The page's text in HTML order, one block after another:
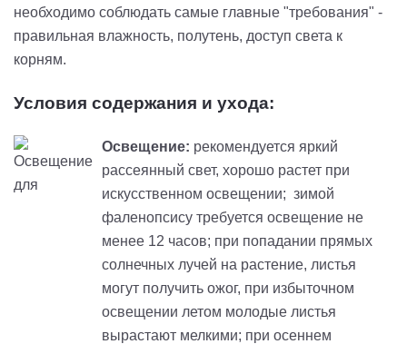
необходимо соблюдать самые главные "требования" -
правильная влажность, полутень, доступ света к
корням.
Условия содержания и ухода:
Освещение: рекомендуется яркий
рассеянный свет, хорошо растет при
искусственном освещении; зимой
фаленопсису требуется освещение не
менее 12 часов; при попадании прямых
солнечных лучей на растение, листья
могут получить ожог, при избыточном
освещении летом молодые листья
вырастают мелкими; при осеннем